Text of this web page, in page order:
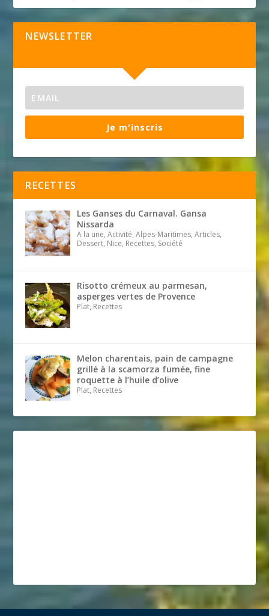
NEWSLETTER
Je m'inscris
RECETTES
Les Ganses du Carnaval. Gansa
Nissarda
A la une, Activité, Alpes-Maritimes, Articles,
Dessert, Nice, Recettes, Société
Risotto crémeux au parmesan,
asperges vertes de Provence
Plat, Recettes
Melon charentais, pain de campagne
grillé à la scamorza fumée, fine
roquette à l’huile d’olive
Plat, Recettes